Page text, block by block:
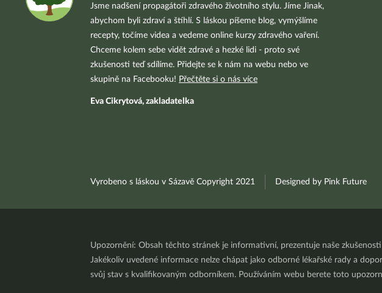
Jsme nadšení propagátoři zdravého životního stylu. Jíme Jinak,
abychom byli zdraví a štíhlí. S láskou píšeme blog, vymýšlíme
recepty, točíme videa a vedeme online kurzy zdravého vaření.
Chceme kolem sebe vidět zdravé a hezké lidi - proto své
zkušenosti teď sdílíme. Přidejte se k nám na webu nebo ve
skupině na Facebooku! Přečtěte si o nás více
Eva Cikrytová, zakladatelka
Vyrobeno s láskou v Sázavě Copyright 2021 Designed by Pink Future
Upozornění: Obsah těchto stránek je informativní, prezentuje naše
Jakékoliv uvedené informace nelze chápat jako odborné lékařské rady a
svůj stav s kvalifikovaným odborníkem. Používáním webu berete toto